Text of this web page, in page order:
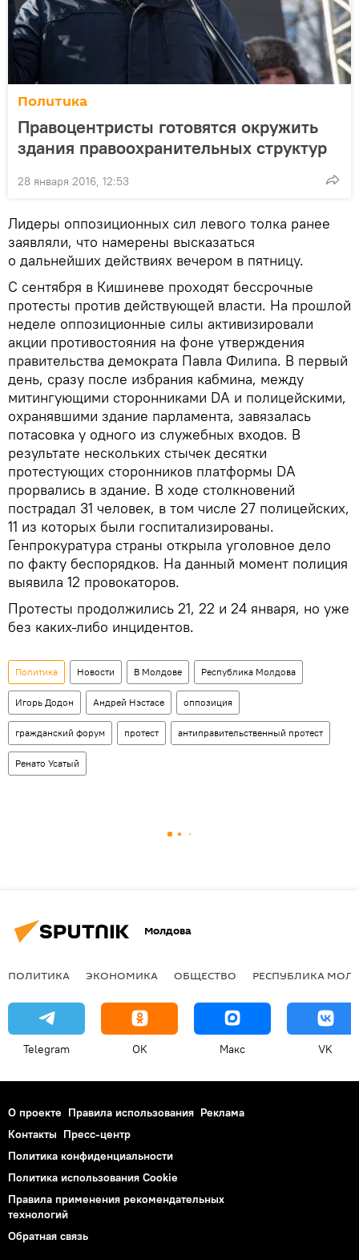
Политика
Правоцентристы готовятся окружить
здания правоохранительных структур
28 января 2016, 12:53
Лидеры оппозиционных сил левого толка ранее
заявляли, что намерены высказаться
о дальнейших действиях вечером в пятницу.
С сентября в Кишиневе проходят бессрочные
протесты против действующей власти. На прошлой
неделе оппозиционные силы активизировали
акции противостояния на фоне утверждения
правительства демократа Павла Филипа. В первый
день, сразу после избрания кабмина, между
митингующими сторонниками DA и полицейскими,
охранявшими здание парламента, завязалась
потасовка у одного из служебных входов. В
результате нескольких стычек десятки
протестующих сторонников платформы DA
прорвались в здание. В ходе столкновений
пострадал 31 человек, в том числе 27 полицейских,
11 из которых были госпитализированы.
Генпрокуратура страны открыла уголовное дело
по факту беспорядков. На данный момент полиция
выявила 12 провокаторов.
Протесты продолжились 21, 22 и 24 января, но уже
без каких-либо инцидентов.
Политика Новости В Молдове Республика Молдова
Игорь Додон Андрей Нэстасе оппозиция
гражданский форум протест антиправительственный протест
Ренато Усатый
Молдова
ПОЛИТИКА ЭКОНОМИКА ОБЩЕСТВО РЕСПУБЛИКА
Telegram OK Макс VK
О проекте Правила использования Реклама
Контакты Пресс-центр
Политика конфиденциальности
Политика использования Cookie
Правила применения рекомендательных
технологий
Обратная связь